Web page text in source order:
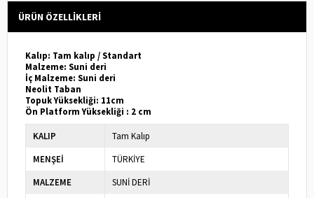
ÜRÜN ÖZELLIKLERI
Kalıp: Tam kalıp / Standart
Malzeme: Suni deri
İç Malzeme: Suni deri
Neolit Taban
Topuk Yüksekliği: 11cm
Ön Platform Yüksekliği : 2 cm
KALIP
Tam Kalıp
MENŞEİ
TÜRKİYE
MALZEME
SUNİ DERİ